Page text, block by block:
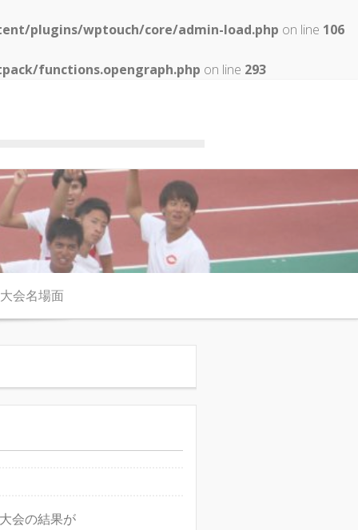
plugins/wptouch/core/admin-load.php on line 106
functions.opengraph.php on line 293
大会名場面
会の結果が